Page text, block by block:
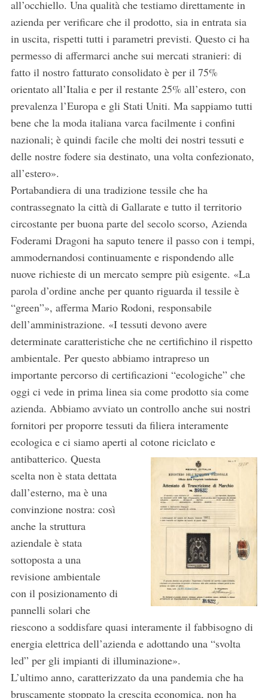
all’occhiello. Una qualità che testiamo direttamente in
azienda per verificare che il prodotto, sia in entrata sia
in uscita, rispetti tutti i parametri previsti. Questo ci ha
permesso di affermarci anche sui mercati stranieri: di
fatto il nostro fatturato consolidato è per il 75%
orientato all’Italia e per il restante 25% all’estero, con
prevalenza l’Europa e gli Stati Uniti. Ma sappiamo tutti
bene che la moda italiana varca facilmente i confini
nazionali; è quindi facile che molti dei nostri tessuti e
delle nostre fodere sia destinato, una volta confezionato,
all’estero».
Portabandiera di una tradizione tessile che ha
contrassegnato la città di Gallarate e tutto il territorio
circostante per buona parte del secolo scorso, Azienda
Foderami Dragoni ha saputo tenere il passo con i tempi,
ammodernandosi continuamente e rispondendo alle
nuove richieste di un mercato sempre più esigente. «La
parola d’ordine anche per quanto riguarda il tessile è
“green”», afferma Mario Rodoni, responsabile
dell’amministrazione. «I tessuti devono avere
determinate caratteristiche che ne certifichino il rispetto
ambientale. Per questo abbiamo intrapreso un
importante percorso di certificazioni “ecologiche” che
oggi ci vede in prima linea sia come prodotto sia come
azienda. Abbiamo avviato un controllo anche sui nostri
fornitori per proporre tessuti da filiera interamente
ecologica e ci siamo aperti al cotone riciclato e
antibatterico. Questa
scelta non è stata dettata
dall’esterno, ma è una
convinzione nostra: così
anche la struttura
aziendale è stata
sottoposta a una
revisione ambientale
con il posizionamento di
pannelli solari che
riescono a soddisfare quasi interamente il fabbisogno di
energia elettrica dell’azienda e adottando una “svolta
led” per gli impianti di illuminazione».
L’ultimo anno, caratterizzato da una pandemia che ha
bruscamente stoppato la crescita economica, non ha
S
a
r
c
h
o
r
: